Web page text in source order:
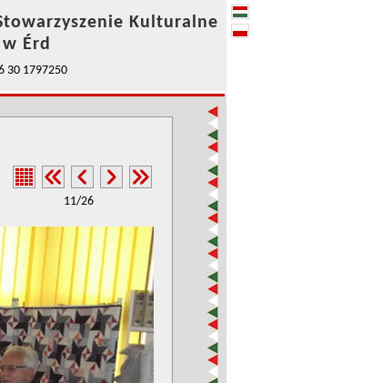
Kulturalne
w Érd
30 1797250
11/26